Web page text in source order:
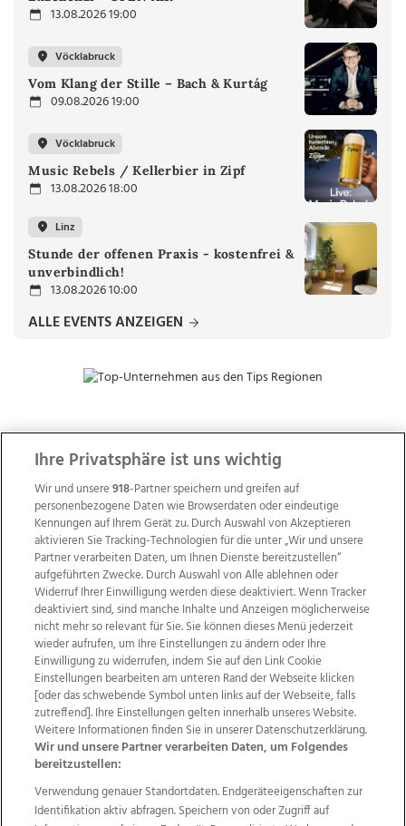
13.08.2026 19:00
Vöcklabruck
Vom Klang der Stille – Bach & Kurtág
09.08.2026 19:00
Vöcklabruck
Music Rebels / Kellerbier in Zipf
13.08.2026 18:00
Linz
Stunde der offenen Praxis - kostenfrei &
unverbindlich!
13.08.2026 10:00
ALLE EVENTS ANZEIGEN
ZUR NACHRICHTENÜBERSICHT
Wir über uns Mediadaten Kontakt
Jobs
Datenschutz
Impressum
AGB Anzeigekunden
AGB Website
Ehrenkodex Politische Werbung
Weitere Angebote des Medienhauses Wimmer
Ihre Privatsphäre ist uns wichtig
Wir und unsere918-Partner speichern und greifen auf
personenbezogene Daten wie Browserdaten oder eindeutige
Kennungen auf Ihrem Gerät zu. Durch Auswahl von Akzeptieren
aktivieren Sie Tracking-Technologien für die unter „Wir und unsere
Partner verarbeiten Daten, um Ihnen Dienste bereitzustellen“
aufgeführten Zwecke. Durch Auswahl von Alle ablehnen oder
Widerruf Ihrer Einwilligung werden diese deaktiviert. Wenn Tracker
deaktiviert sind, sind manche Inhalte und Anzeigen möglicherweise
nicht mehr so relevant für Sie. Sie können dieses Menü jederzeit
wieder aufrufen, um Ihre Einstellungen zu ändern oder Ihre
Einwilligung zu widerrufen, indem Sie auf den Link Cookie
Einstellungen bearbeiten am unteren Rand der Webseite klicken
[oder das schwebende Symbol unten links auf der Webseite, falls
zutreffend]. Ihre Einstellungen gelten innerhalb unseres Website.
Weitere Informationen finden Sie in unserer Datenschutzerklärung.
Wir und unsere Partner verarbeiten Daten, um Folgendes
bereitzustellen:
Verwendung genauer Standortdaten. Endgeräteeigenschaften zur
Identifikation aktiv abfragen. Speichern von oder Zugriff auf